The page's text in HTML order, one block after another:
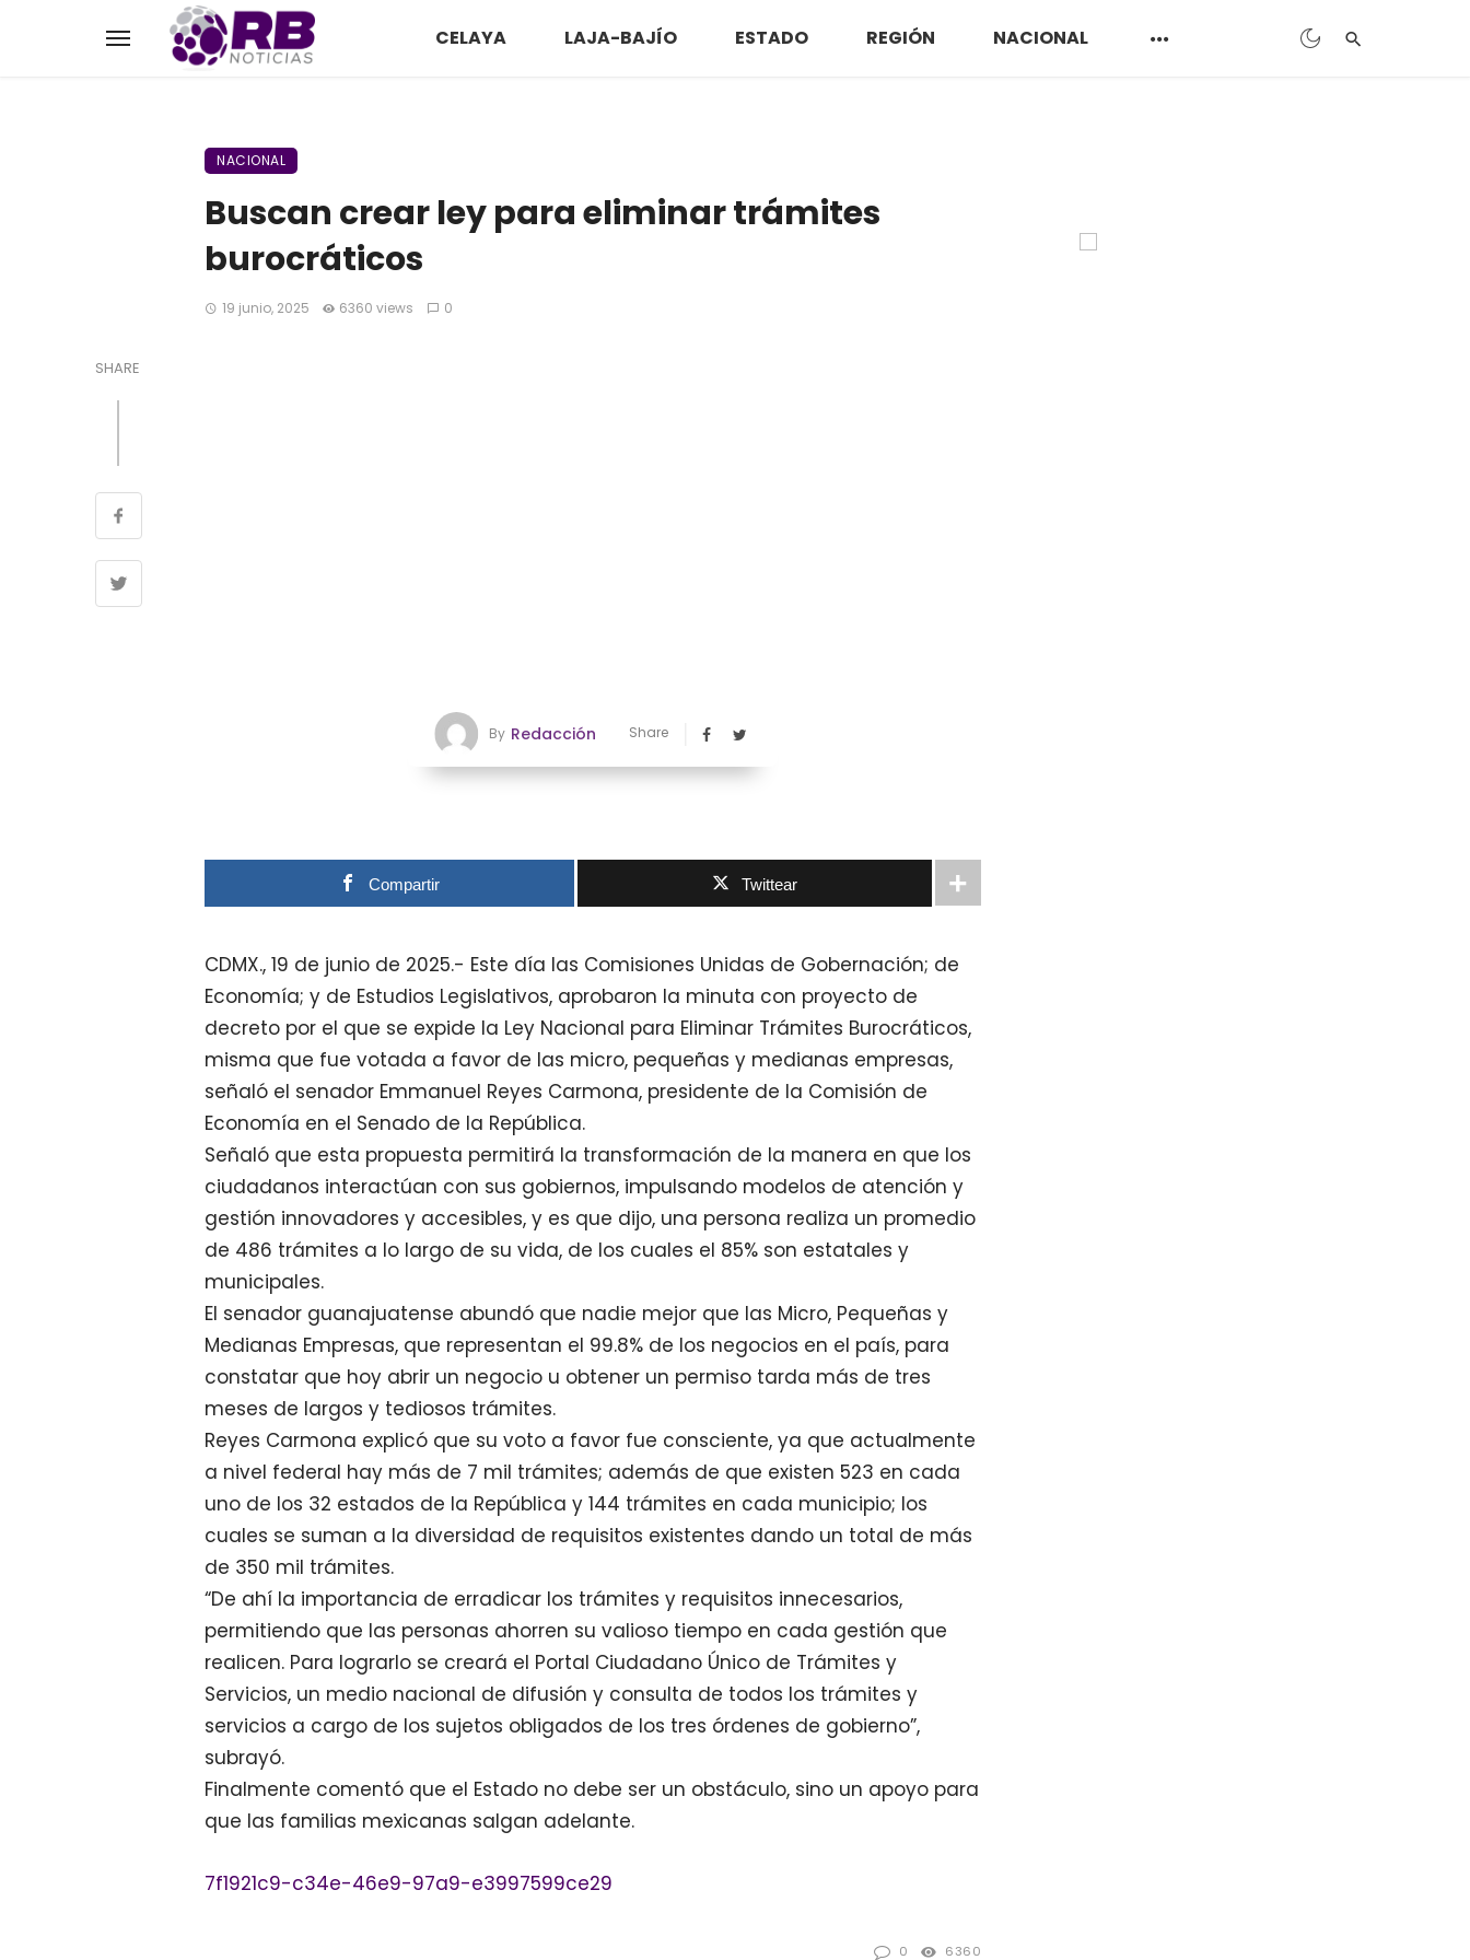
CELAYA LAJA-BAJÍO ESTADO REGIÓN NACIONAL
NACIONAL
Buscan crear ley para eliminar trámites
burocráticos
19 junio, 2025 6360 views 0
SHARE
By Redacción Share
Compartir Twittear
CDMX., 19 de junio de 2025.- Este día las Comisiones Unidas de Gobernación; de
Economía; y de Estudios Legislativos, aprobaron la minuta con proyecto de
decreto por el que se expide la Ley Nacional para Eliminar Trámites Burocráticos,
misma que fue votada a favor de las micro, pequeñas y medianas empresas,
señaló el senador Emmanuel Reyes Carmona, presidente de la Comisión de
Economía en el Senado de la República.
Señaló que esta propuesta permitirá la transformación de la manera en que los
ciudadanos interactúan con sus gobiernos, impulsando modelos de atención y
gestión innovadores y accesibles, y es que dijo, una persona realiza un promedio
de 486 trámites a lo largo de su vida, de los cuales el 85% son estatales y
municipales.
El senador guanajuatense abundó que nadie mejor que las Micro, Pequeñas y
Medianas Empresas, que representan el 99.8% de los negocios en el país, para
constatar que hoy abrir un negocio u obtener un permiso tarda más de tres
meses de largos y tediosos trámites.
Reyes Carmona explicó que su voto a favor fue consciente, ya que actualmente
a nivel federal hay más de 7 mil trámites; además de que existen 523 en cada
uno de los 32 estados de la República y 144 trámites en cada municipio; los
cuales se suman a la diversidad de requisitos existentes dando un total de más
de 350 mil trámites.
“De ahí la importancia de erradicar los trámites y requisitos innecesarios,
permitiendo que las personas ahorren su valioso tiempo en cada gestión que
realicen. Para lograrlo se creará el Portal Ciudadano Único de Trámites y
Servicios, un medio nacional de difusión y consulta de todos los trámites y
servicios a cargo de los sujetos obligados de los tres órdenes de gobierno”,
subrayó.
Finalmente comentó que el Estado no debe ser un obstáculo, sino un apoyo para
que las familias mexicanas salgan adelante.
7f1921c9-c34e-46e9-97a9-e3997599ce29
0 6360